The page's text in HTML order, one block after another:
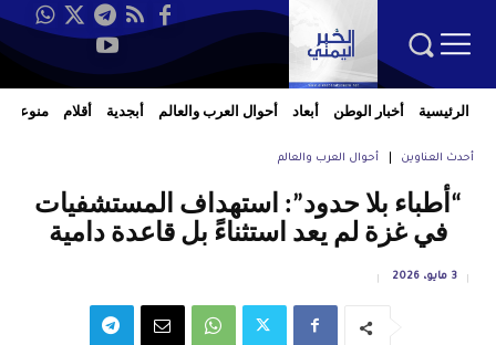
الرئيسية أخبار الوطن أبعاد أحوال العرب والعالم أبجدية أقلام منوعات
أحدث العناوين أحوال العرب والعالم
“أطباء بلا حدود”: استهداف المستشفيات
في غزة لم يعد استثناءً بل قاعدة دامية
3 مايو، 2026